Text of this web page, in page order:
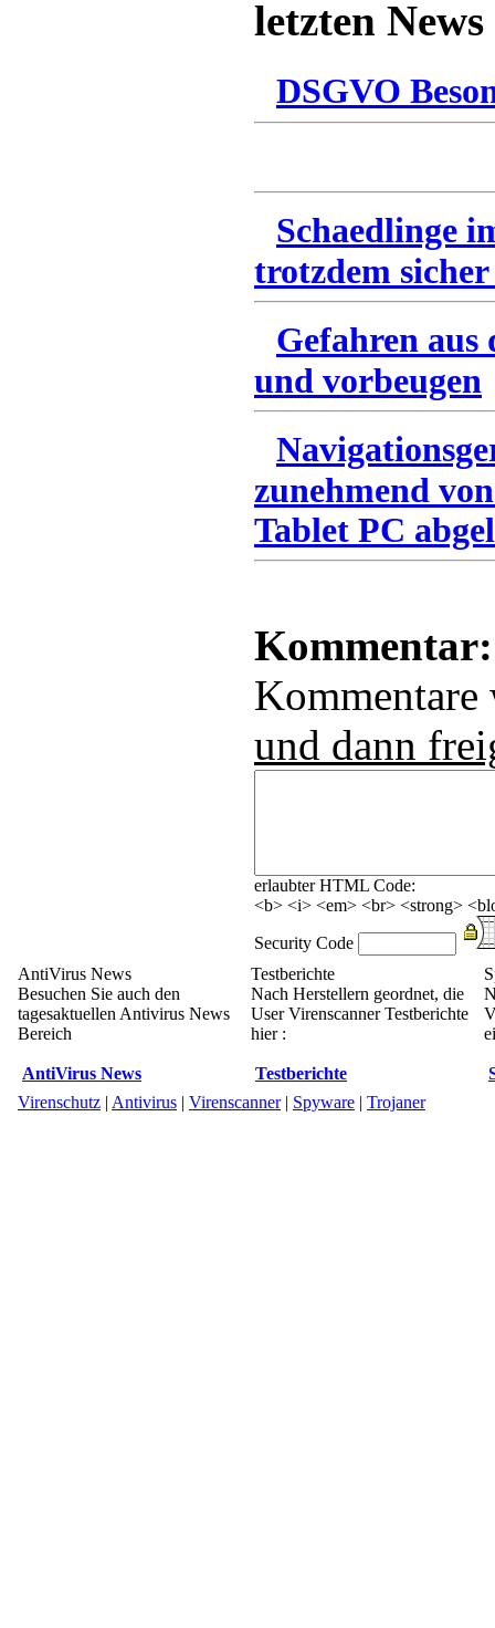
letzten News
DSGVO
Schaedlinge
trotzdem
Gefahren
und vorbeugen
zunehmend
Tablet PC
Kommentar:
und dann
erlaubter HTML Code:
<b> <i> <em> <br> <strong>
Security Code
AntiVirus News
Besuchen Sie auch den
tagesaktuellen Antivirus News
Bereich
AntiVirus News
Testberichte
Nach Herstellern geordnet, die
User Virenscanner Testberichte
hier :
Testberichte
Virenschutz | Antivirus | Virenscanner| Spyware | Trojaner